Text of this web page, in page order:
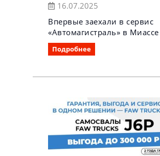
16.07.2025
Впервые заехали в сервис
«Автомагистраль» в Миассе
Подробнее